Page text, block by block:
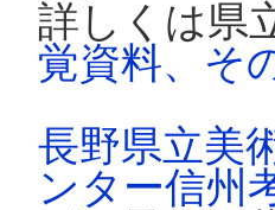
詳しくは県
覚資料、そ
長野県立美
ンター信州